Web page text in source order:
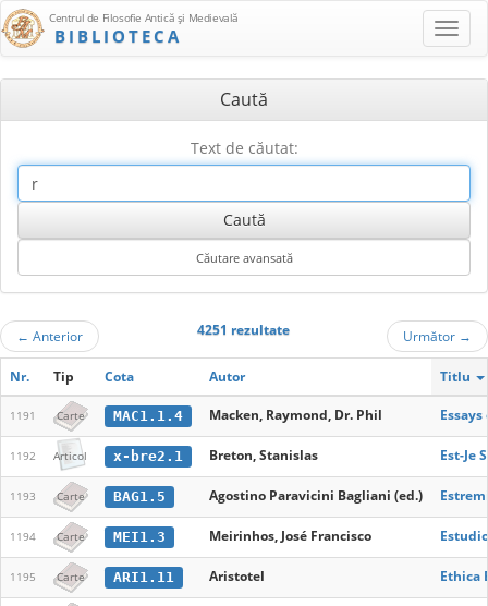
Centrul de Filosofie Antică şi Medievală
BIBLIOTECA
Caută
Text de căutat:
← Anterior 4251 rezultate Următor →
Nr. Tip Cota Autor Titlu
1191 Carte MAC1.1.4 Macken, Raymond, Dr. Phil
1192 Articol x-bre2.1 Breton, Stanislas Est-Je
1193 Carte BAG1.5 Agostino Paravicini Bagliani (ed.)
1194 Carte MEI1.3 Meirinhos, José Francisco
1195 Carte ARI1.11 Aristotel Ethica